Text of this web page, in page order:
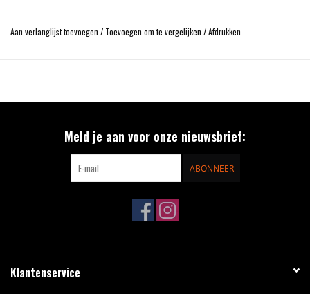
Aan verlanglijst toevoegen / Toevoegen om te vergelijken /Afdrukken
Meld je aan voor onze nieuwsbrief:
ABONNEER
Klantenservice